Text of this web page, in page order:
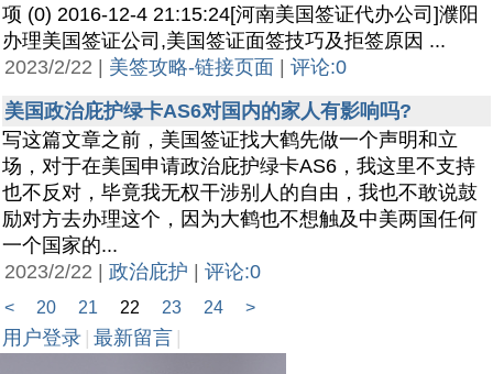
项 (0) 2016-12-4 21:15:24[河南美国签证代办公司]濮阳
办理美国签证公司,美国签证面签技巧及拒签原因 ...
2023/2/22 | 美签攻略-链接页面
评论:0
美国政治庇护绿卡AS6对国内的家人有影响吗?
写这篇文章之前，美国签证找大鹤先做一个声明和立
场，对于在美国申请政治庇护绿卡AS6，我这里不支持
也不反对，毕竟我无权干涉别人的自由，我也不敢说鼓
励对方去办理这个，因为大鹤也不想触及中美两国任何
一个国家的...
2023/2/22 | 政治庇护 评论:0
< 20 21 22 23 24 >
用户登录 最新留言